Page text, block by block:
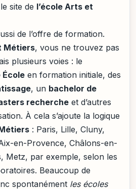
site de l’école Arts et
de l’offre de formation.
Métiers, vous ne trouvez pas
plusieurs voies : le
École en formation initiale, des
, un bachelor de
recherche et d’autres
À cela s’ajoute la logique
: Paris, Lille, Cluny,
en-Provence, Châlons-en-
Metz, par exemple, selon les
Beaucoup de
spontanément les écoles